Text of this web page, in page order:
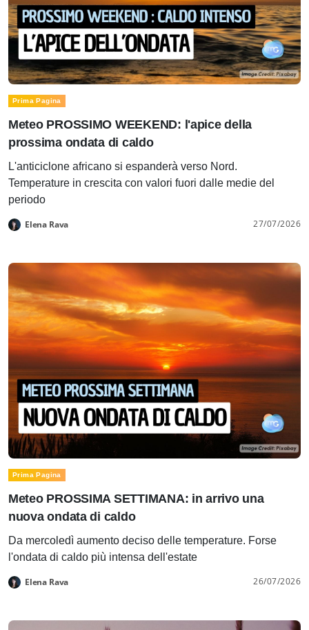
Prima Pagina
Meteo PROSSIMO WEEKEND: l'apice della
prossima ondata di caldo
L'anticiclone africano si espanderà verso Nord.
Temperature in crescita con valori fuori dalle medie del
periodo
Elena Rava 27/07/2026
Prima Pagina
Meteo PROSSIMA SETTIMANA: in arrivo una
nuova ondata di caldo
Da mercoledì aumento deciso delle temperature. Forse
l'ondata di caldo più intensa dell'estate
Elena Rava 26/07/2026